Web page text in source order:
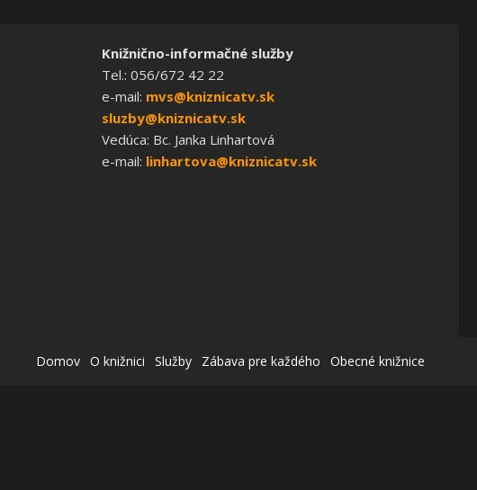
Knižnično-informačné služby
Tel.: 056/672 42 22
e-mail: mvs@kniznicatv.sk
sluzby@kniznicatv.sk
Vedúca: Bc. Janka Linhartová
e-mail: linhartova@kniznicatv.sk
Domov O knižnici Služby Zábava pre každého Obecné knižnice